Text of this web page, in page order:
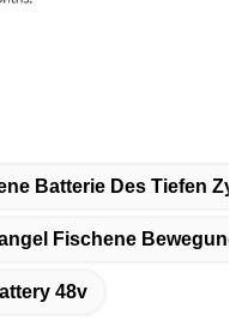
Batterie Des Tiefen
Fischene
48v